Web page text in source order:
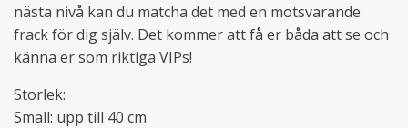
nästa nivå kan du matcha det med en motsvarande
frack för dig själv. Det kommer att få er båda att se och
känna er som riktiga VIPs!
Storlek:
Small: upp till 40 cm